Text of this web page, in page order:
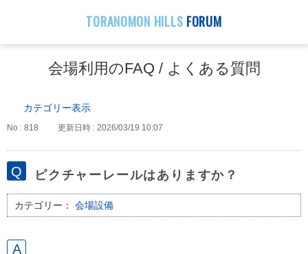
TORANOMON HILLS FORUM
会場利用のFAQ / よくある質問
カテゴリー表示
No : 818 更新日時 : 2026/03/19 10:07
ピクチャーレールはありますか？
カテゴリー： 会場設備